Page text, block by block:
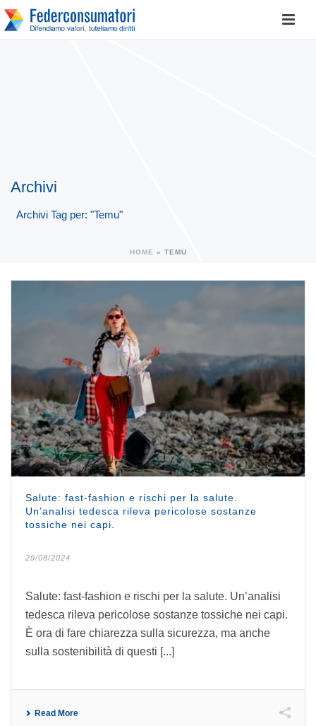
Archivi
Archivi Tag per: "Temu"
HOME » TEMU
Salute: fast-fashion e rischi per la salute.
Un’analisi tedesca rileva pericolose sostanze
tossiche nei capi.
29/08/2024
Salute: fast-fashion e rischi per la salute. Un’analisi
tedesca rileva pericolose sostanze tossiche nei capi.
È ora di fare chiarezza sulla sicurezza, ma anche
sulla sostenibilità di questi [...]
Read More